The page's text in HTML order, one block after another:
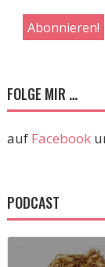
FOLGE MIR …
auf Facebook
PODCAST